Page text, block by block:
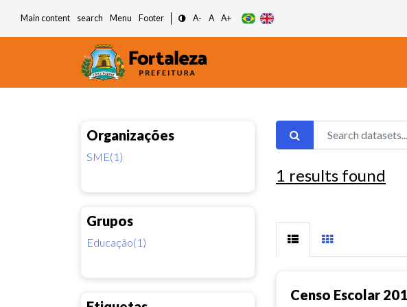
Main content search Menu Footer A- A A+
Organizações
SME(1)
Grupos
Educação(1)
1 results found
Censo Escolar